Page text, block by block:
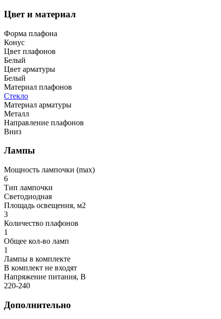
Цвет и материал
Форма плафона
Конус
Цвет плафонов
Белый
Цвет арматуры
Белый
Материал плафонов
Стекло
Материал арматуры
Металл
Направление плафонов
Вниз
Лампы
Мощность лампочки (max)
6
Тип лампочки
Светодиодная
Площадь освещения, м2
3
Количество плафонов
1
Общее кол-во ламп
1
Лампы в комплекте
В комплект не входят
Напряжение питания, В
220-240
Дополнительно